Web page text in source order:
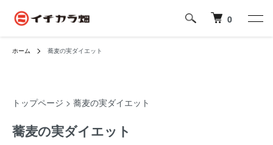
0
ホーム 蕎麦の実ダイエット
トップページ > 蕎麦の実ダイエット
蕎麦の実ダイエット